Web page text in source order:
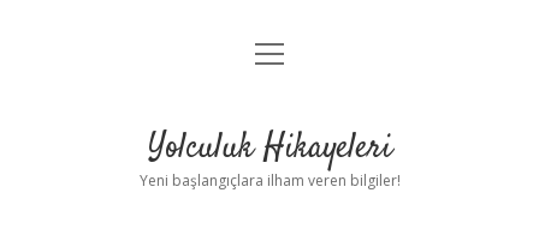
Anasayfa
Yasal Uyarı
menüyü
Yolculuk Hikayeleri
Yeni başlangıçlara ilham veren bilgiler!